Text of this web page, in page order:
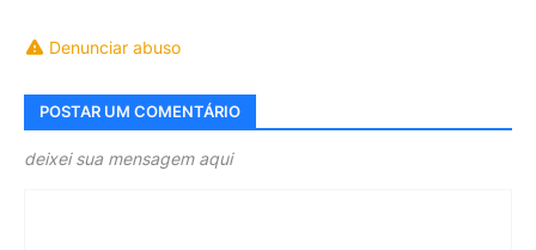
Denunciar abuso
POSTAR UM COMENTÁRIO
deixei sua mensagem aqui